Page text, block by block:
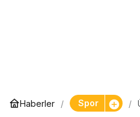
Haberler Spor